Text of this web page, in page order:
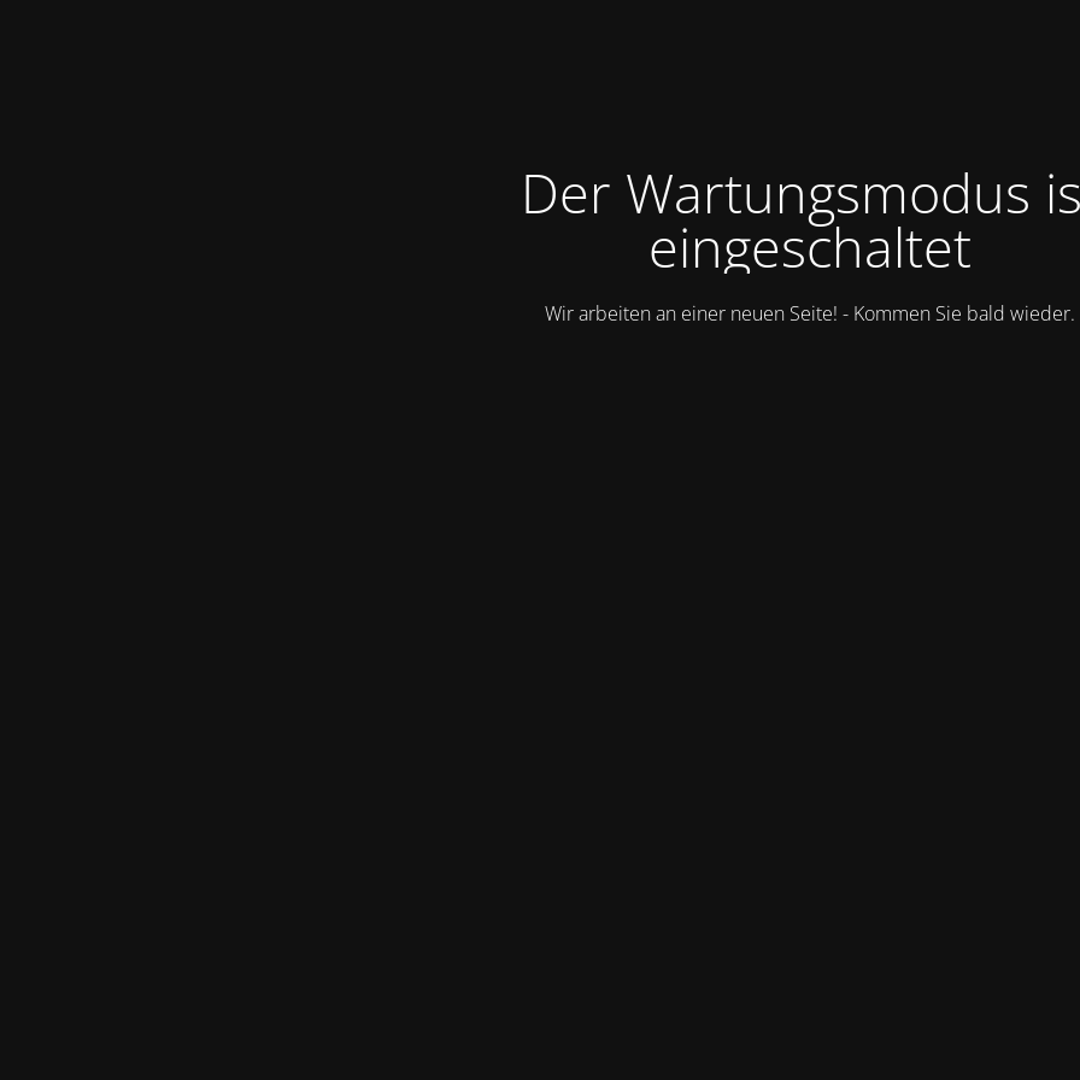
Der Wartungsmodus
eingeschaltet
Wir arbeiten an einer neuen Seite! - Kommen Sie bald wieder.